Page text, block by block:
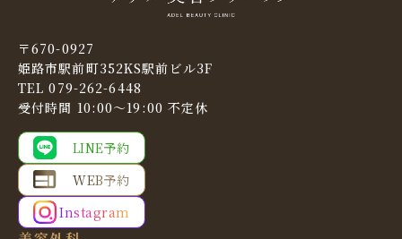
〒670-0927
姫路市駅前町352KS駅前ビル3F
TEL 079-262-6448
受付時間 10:00〜19:00 不定休
LINE予約
WEB予約
Instagram